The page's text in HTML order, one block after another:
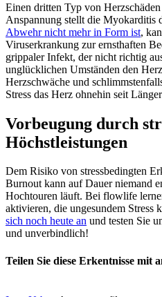
Einen dritten Typ von
Anspannung stellt die Myokarditis
Abwehr nicht mehr in Form ist,
Viruserkrankung zur ernsthaften
grippaler Infekt, der nicht richtig
unglücklichen Umständen den
Herzschwäche und
Stress das Herz ohnehin seit
Vorbeugung durch
Höchstleistungen
Dem Risiko von stressbedingten
Burnout kann auf Dauer niemand
Hochtouren läuft. Bei flowlife
aktivieren, die ungesundem Stress
sich noch heute an und testen Sie
und unverbindlich!
Teilen Sie diese Erkentnisse mit